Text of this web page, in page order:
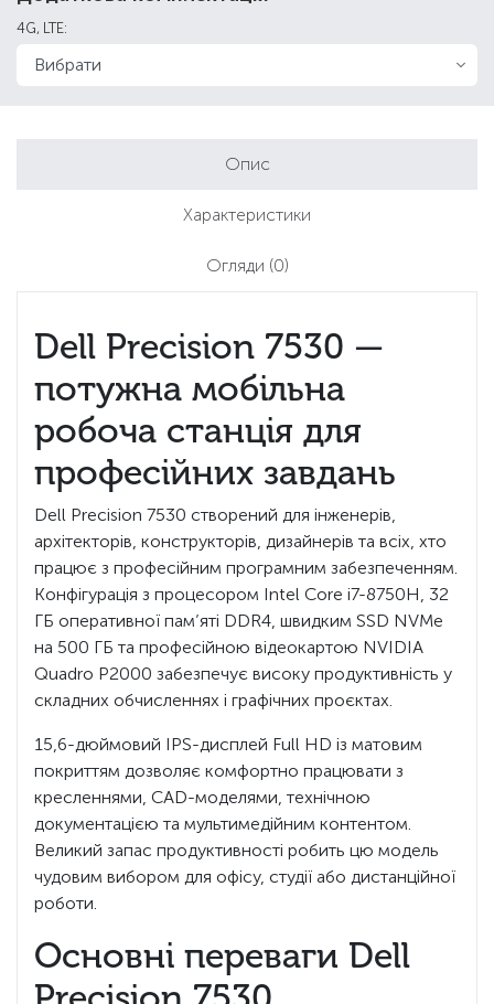
4G, LTE:
Опис
Характеристики
Огляди (0)
Dell Precision 7530 —
потужна мобільна
робоча станція для
професійних завдань
Dell Precision 7530 створений для інженерів,
архітекторів, конструкторів, дизайнерів та всіх, хто
працює з професійним програмним забезпеченням.
Конфігурація з процесором Intel Core i7-8750H, 32
ГБ оперативної пам’яті DDR4, швидким SSD NVMe
на 500 ГБ та професійною відеокартою NVIDIA
Quadro P2000 забезпечує високу продуктивність у
складних обчисленнях і графічних проєктах.
15,6-дюймовий IPS-дисплей Full HD із матовим
покриттям дозволяє комфортно працювати з
кресленнями, CAD-моделями, технічною
документацією та мультимедійним контентом.
Великий запас продуктивності робить цю модель
чудовим вибором для офісу, студії або дистанційної
роботи.
Основні переваги Dell